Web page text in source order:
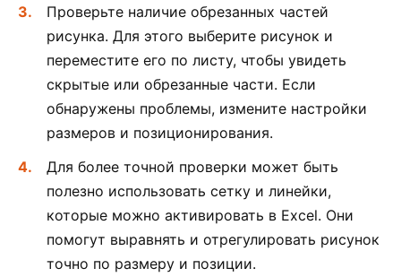
Проверьте наличие обрезанных частей
рисунка. Для этого выберите рисунок и
переместите его по листу, чтобы увидеть
скрытые или обрезанные части. Если
обнаружены проблемы, измените настройки
размеров и позиционирования.
Для более точной проверки может быть
полезно использовать сетку и линейки,
которые можно активировать в Excel. Они
помогут выравнять и отрегулировать рисунок
точно по размеру и позиции.